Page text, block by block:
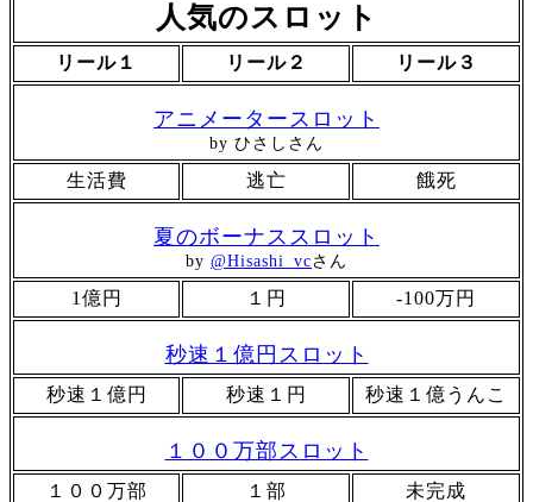
人気のスロット
リール１ リール２ リール３
アニメータースロット
by ひさしさん
生活費 逃亡 餓死
夏のボーナススロット
by @Hisashi_vcさん
1億円 １円 -100万円
秒速１億円スロット
秒速１億円 秒速１円 秒速１億うんこ
１００万部スロット
１００万部 １部 未完成